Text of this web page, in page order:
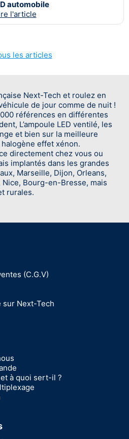
automobile
l'article
les articles
Next-Tech et roulez en
de jour comme de nuit !
références en différentes
L’ampoule LED ventilé, les
et bien sur la meilleure
effet xénon.
directement chez vous ou
implantés dans les grandes
Marseille, Dijon, Orleans,
Bourg-en-Bresse, mais
rurales.
(C.G.V)
sur Next-Tech
à quoi sert-il ?